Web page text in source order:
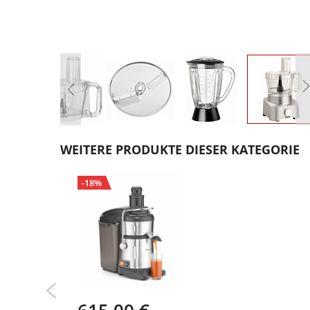
Anfang
Bildgalerie
springen
WEITERE PRODUKTE DIESER KATEGORIE
-18%